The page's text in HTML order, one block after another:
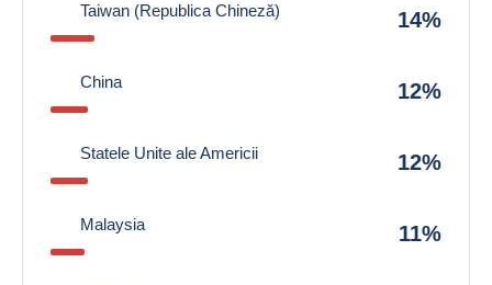
Taiwan (Republica Chineză) 14%
China 12%
Statele Unite ale Americii 12%
Malaysia 11%